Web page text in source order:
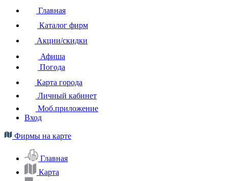
Главная
Каталог фирм
Акции/скидки
Афиша
Погода
Карта города
Личный кабинет
Моб.приложение
Вход
Фирмы на карте
Главная
Карта